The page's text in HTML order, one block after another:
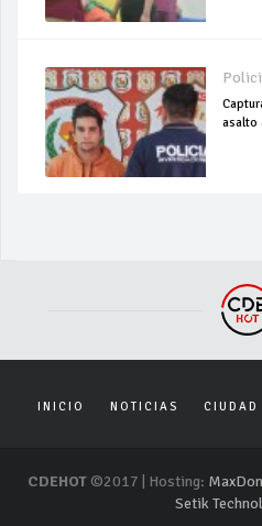
asalto
INICIO NOTICIAS CIUDAD
CDEHOT ©2017 | Hosting:
Setik